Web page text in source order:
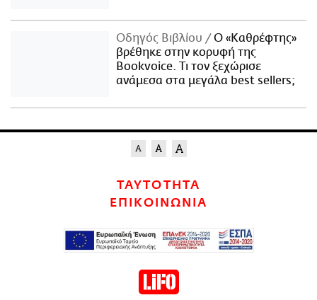
Οδηγός Βιβλίου
Ο «Καθρέφτης»
βρέθηκε στην κορυφή της
Bookvoice. Τι τον ξεχώρισε
ανάμεσα στα μεγάλα best sellers;
ΤΑΥΤΟΤΗΤΑ
ΕΠΙΚΟΙΝΩΝΙΑ